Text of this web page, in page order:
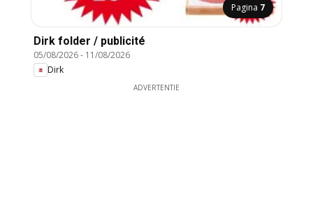
Pagina 7
Dirk folder / publicité
05/08/2026- 11/08/2026
Dirk
ADVERTENTIE